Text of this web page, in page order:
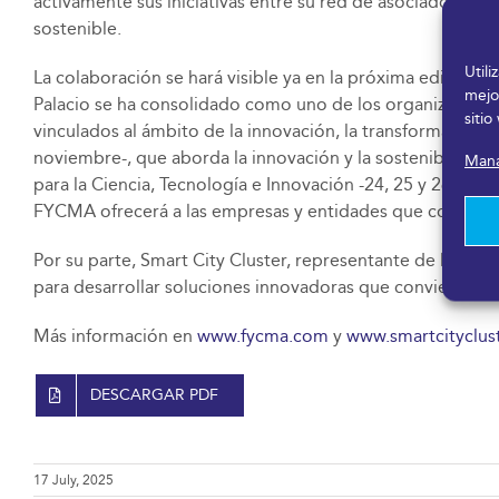
sitio
sostenible.
La colaboración se hará visible ya en la próxima edición
Palacio se ha consolidado como uno de los
vinculados al ámbito de la innovación, la
noviembre-, que aborda la innovación y la
para la Ciencia, Tecnología e Innovación -24, 25 y 26 de
FYCMA ofrecerá a las empresas y entidades que
Por su parte, Smart City Cluster, representante de la
para desarrollar soluciones innovadoras que convierten
Más información en www.fycma.com y
DESCARGAR PDF
17 July, 2025